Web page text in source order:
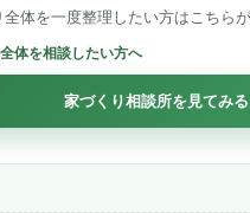
全体を一度整理したい方はこちら
体を相談したい方へ
家づくり相談所を見てみる